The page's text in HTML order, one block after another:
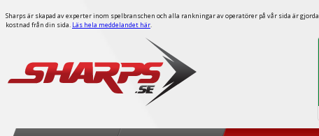
Sharps är skapad av experter inom spelbranschen och alla rankningar av operatörer på vår sida är
kostnad från din sida. Läs hela meddelandet här.